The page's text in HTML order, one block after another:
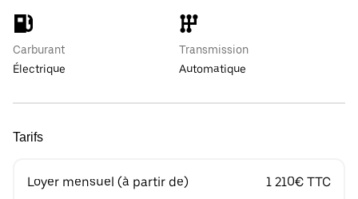
Carburant
Électrique
Transmission
Automatique
Tarifs
Loyer mensuel (à partir de) 1 210€ TTC